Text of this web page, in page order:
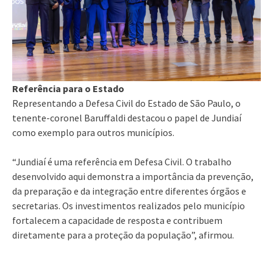
Referência para o Estado
Representando a Defesa Civil do Estado de São Paulo, o
tenente-coronel Baruffaldi destacou o papel de Jundiaí
como exemplo para outros municípios.
“Jundiaí é uma referência em Defesa Civil. O trabalho
desenvolvido aqui demonstra a importância da prevenção,
da preparação e da integração entre diferentes órgãos e
secretarias. Os investimentos realizados pelo município
fortalecem a capacidade de resposta e contribuem
diretamente para a proteção da população”, afirmou.